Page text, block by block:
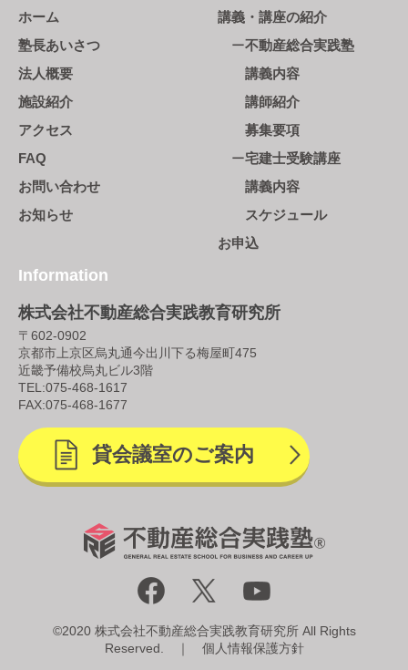
ホーム
塾長あいさつ
法人概要
施設紹介
アクセス
FAQ
お問い合わせ
お知らせ
講義・講座の紹介
不動産総合実践塾
講義内容
講師紹介
募集要項
宅建士受験講座
講義内容
スケジュール
お申込
Information
株式会社不動産総合実践教育研究所
〒602-0902
京都市上京区烏丸通今出川下る梅屋町475
近畿予備校烏丸ビル3階
TEL:075-468-1617
FAX:075-468-1677
貸会議室のご案内
©2020 株式会社不動産総合実践教育研究所 All Rights
Reserved. ｜ 個人情報保護方針